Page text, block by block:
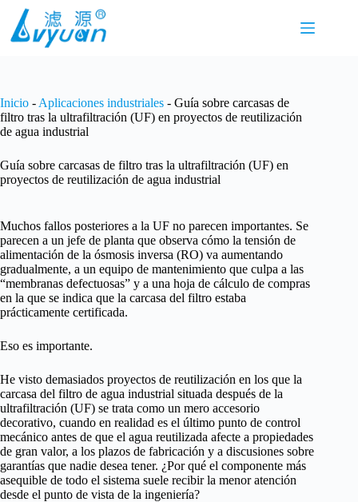
Saltar
contenido
Inicio - Aplicaciones industriales - Guía sobre carcasas de
filtro tras la ultrafiltración (UF) en proyectos de reutilización
de agua industrial
Guía sobre carcasas de filtro tras la ultrafiltración (UF) en
proyectos de reutilización de agua industrial
Muchos fallos posteriores a la UF no parecen importantes. Se
parecen a un jefe de planta que observa cómo la tensión de
alimentación de la ósmosis inversa (RO) va aumentando
gradualmente, a un equipo de mantenimiento que culpa a las
“membranas defectuosas” y a una hoja de cálculo de compras
en la que se indica que la carcasa del filtro estaba
prácticamente certificada.
Eso es importante.
He visto demasiados proyectos de reutilización en los que la
carcasa del filtro de agua industrial situada después de la
ultrafiltración (UF) se trata como un mero accesorio
decorativo, cuando en realidad es el último punto de control
mecánico antes de que el agua reutilizada afecte a propiedades
de gran valor, a los plazos de fabricación y a discusiones sobre
garantías que nadie desea tener. ¿Por qué el componente más
asequible de todo el sistema suele recibir la menor atención
desde el punto de vista de la ingeniería?